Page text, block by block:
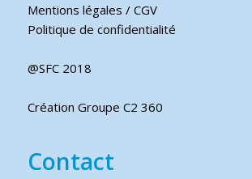
Mentions légales / CGV
Politique de confidentialité
@SFC 2018
Création Groupe C2 360
Contact